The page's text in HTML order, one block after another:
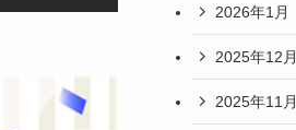
2026年1月
2025年12月
2025年11月